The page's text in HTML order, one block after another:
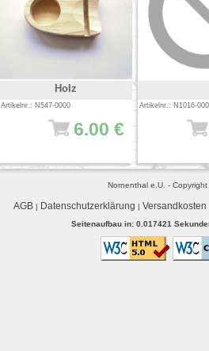
Holz
Artikelnr.: N547-0000
6.00 €
Artikelnr.: N1016-
Nornenthal e.U. -
AGB| Datenschutzerklärung | Versandkosten
Seitenaufbau in: 0.017421